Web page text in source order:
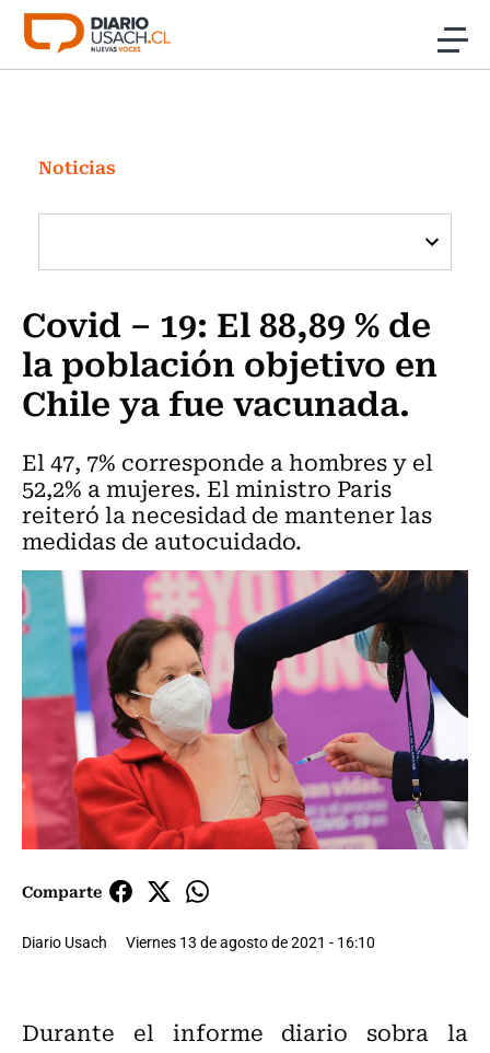
Click acá para ir directamente al contenido
Investigación
Cultura
Programas Radio y TV Usach
Noticias
Covid – 19: El 88,89 % de
la población objetivo en
Chile ya fue vacunada.
El 47, 7% corresponde a hombres y el
52,2% a mujeres. El ministro Paris
reiteró la necesidad de mantener las
medidas de autocuidado.
Comparte
Diario Usach Viernes 13 de agosto de 2021 - 16:10
Durante el informe diario sobra la